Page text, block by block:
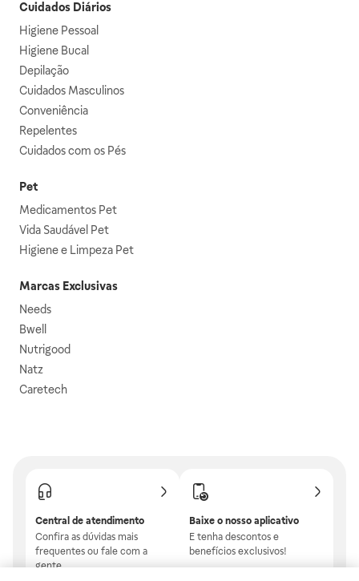
Cuidados Diários
Higiene Pessoal
Higiene Bucal
Depilação
Cuidados Masculinos
Conveniência
Repelentes
Cuidados com os Pés
Pet
Medicamentos Pet
Vida Saudável Pet
Higiene e Limpeza Pet
Marcas Exclusivas
Needs
Bwell
Nutrigood
Natz
Caretech
Central de atendimento
Confira as dúvidas mais
frequentes ou fale com a
gente.
Baixe o nosso aplicativo
E tenha descontos e
benefícios exclusivos!